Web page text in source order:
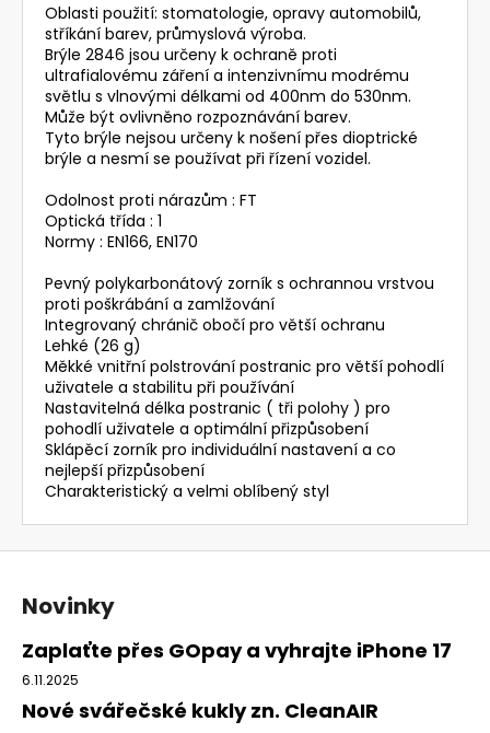
Oblasti použití: stomatologie, opravy automobilů,
stříkání barev, průmyslová výroba.
Brýle 2846 jsou určeny k ochraně proti
ultrafialovému záření a intenzivnímu modrému
světlu s vlnovými délkami od 400nm do 530nm.
Může být ovlivněno rozpoznávání barev.
Tyto brýle nejsou určeny k nošení přes dioptrické
brýle a nesmí se používat při řízení vozidel.
Odolnost proti nárazům : FT
Optická třída : 1
Normy : EN166, EN170
Pevný polykarbonátový zorník s ochrannou vrstvou
proti poškrábání a zamlžování
Integrovaný chránič obočí pro větší ochranu
Lehké (26 g)
Měkké vnitřní polstrování postranic pro větší pohodlí
uživatele a stabilitu při používání
Nastavitelná délka postranic ( tři polohy ) pro
pohodlí uživatele a optimální přizpůsobení
Sklápěcí zorník pro individuální nastavení a co
nejlepší přizpůsobení
Charakteristický a velmi oblíbený styl
Z
Novinky
Zaplaťte přes GOpay a vyhrajte iPhone 17
6.11.2025
Nové svářečské kukly zn. CleanAIR